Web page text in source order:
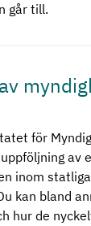
går till.
för
av
inom
kan bland
hur de